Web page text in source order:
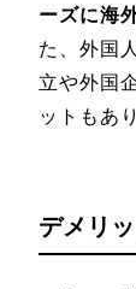
ーズに海
た、外国
立や外国
ットもあ
デメリ